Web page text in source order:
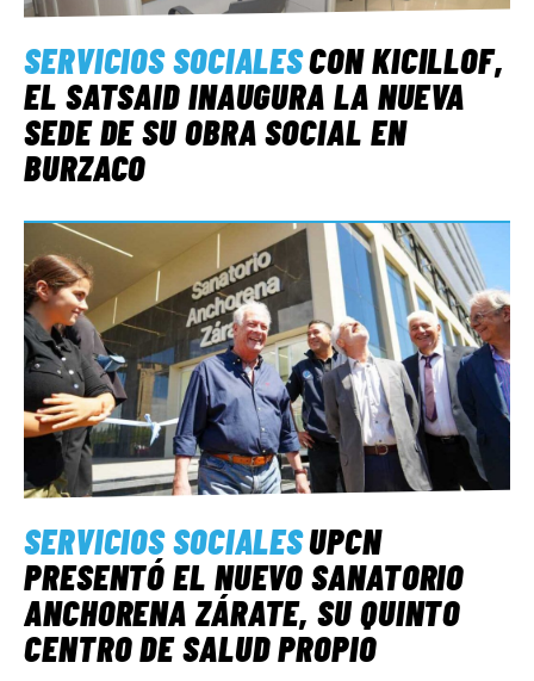
SERVICIOS SOCIALESCON KICILLOF,
EL SATSAID INAUGURA LA NUEVA
SEDE DE SU OBRA SOCIAL EN
BURZACO
SERVICIOS SOCIALESUPCN
PRESENTÓ EL NUEVO SANATORIO
ANCHORENA ZÁRATE, SU QUINTO
CENTRO DE SALUD PROPIO